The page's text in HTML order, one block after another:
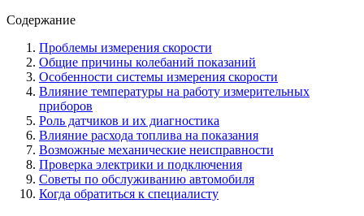
Содержание
Проблемы измерения скорости
Общие причины колебаний показаний
Особенности системы измерения скорости
Влияние температуры на работу измерительных
приборов
Роль датчиков и их диагностика
Влияние расхода топлива на показания
Возможные механические неисправности
Проверка электрики и подключения
Советы по обслуживанию автомобиля
Когда обратиться к специалисту